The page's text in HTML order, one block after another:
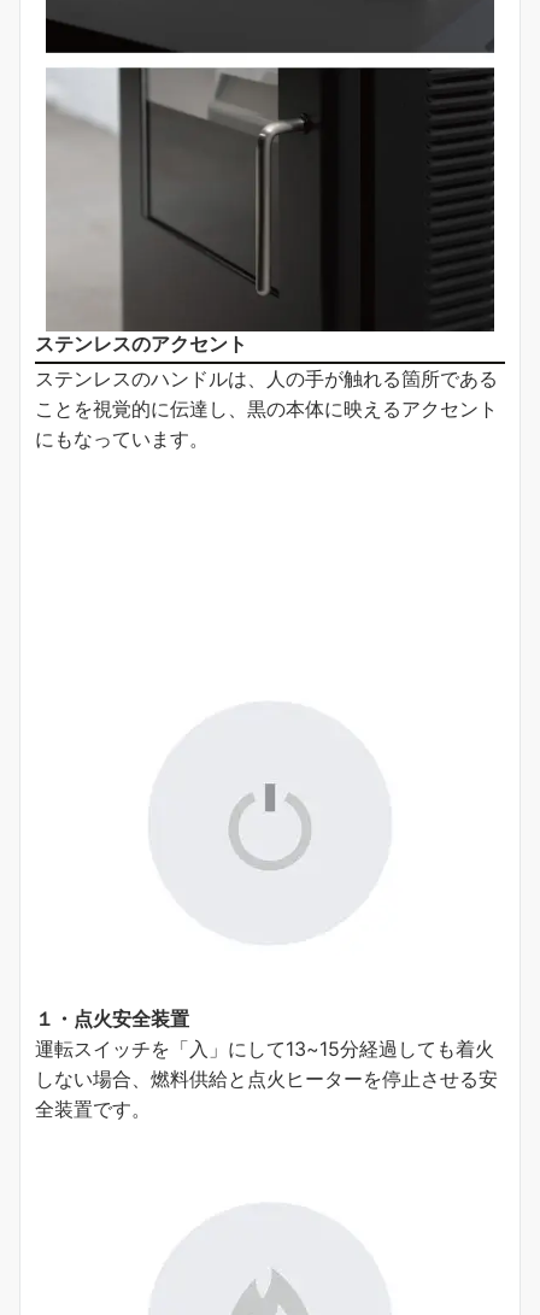
ステンレスのアクセント
ステンレスのハンドルは、人の手が触れる箇所である
ことを視覚的に伝達し、黒の本体に映えるアクセント
にもなっています。
１・点火安全装置
運転スイッチを「⼊」にして13~15分経過しても着⽕
しない場合、燃料供給と点⽕ヒーターを停⽌させる安
全装置です。